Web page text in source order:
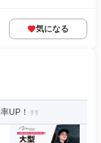
気になる
UP！